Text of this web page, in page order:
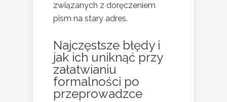
związanych z doręczeniem
pism na stary adres.
Najczęstsze błędy i
jak ich uniknąć przy
załatwianiu
formalności po
przeprowadzce